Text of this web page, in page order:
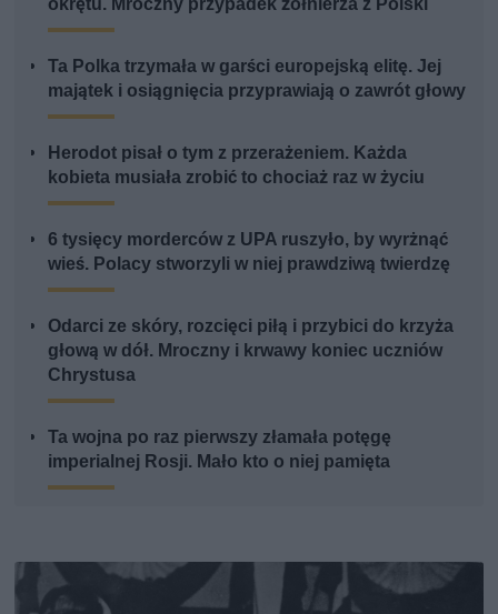
okrętu. Mroczny przypadek żołnierza z Polski
Ta Polka trzymała w garści europejską elitę. Jej
majątek i osiągnięcia przyprawiają o zawrót głowy
Herodot pisał o tym z przerażeniem. Każda
kobieta musiała zrobić to chociaż raz w życiu
6 tysięcy morderców z UPA ruszyło, by wyrżnąć
wieś. Polacy stworzyli w niej prawdziwą twierdzę
Odarci ze skóry, rozcięci piłą i przybici do krzyża
głową w dół. Mroczny i krwawy koniec uczniów
Chrystusa
Ta wojna po raz pierwszy złamała potęgę
imperialnej Rosji. Mało kto o niej pamięta